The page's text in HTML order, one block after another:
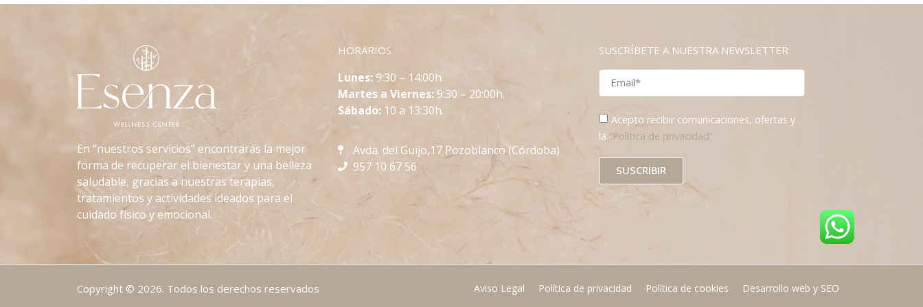
En “nuestros servicios” encontrarás la mejor
forma de recuperar el bienestar y una belleza
saludable, gracias a nuestras terapias,
tratamientos y actividades ideados para el
cuidado físico y emocional.
HORARIOS
Lunes:9:30 – 14:00h.
Martes a Viernes:9:30 – 20:00h.
Sábado: 10 a 13:30h.
Avda. del Guijo,17 Pozoblanco (Córdoba)
957 10 67 56
SUSCRÍBETE A NUESTRA NEWSLETTER
Acepto recibir comunicaciones, ofertas y
la “Política de privacidad”
SUSCRIBIR
Copyright © 2026. Todos los derechos reservados Aviso Legal Política de privacidad Política de cookies Desarrollo web y SEO